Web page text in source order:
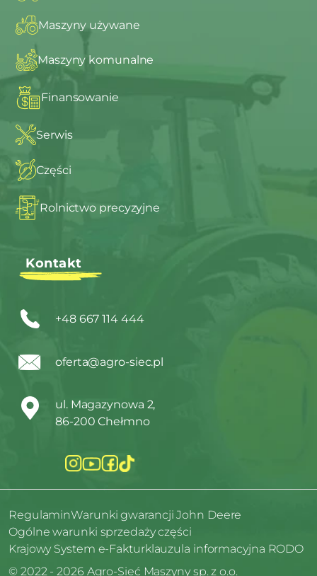
Maszyny używane
Maszyny komunalne
Finansowanie
Serwis
Części
Rolnictwo precyzyjne
Kontakt
+48 667 114 444
oferta@agro-siec.pl
ul. Magazynowa 2,
86-200 Chełmno
RegulaminWarunki gwarancji John Deere
Ogólne warunki sprzedaży części
Krajowy System e-Fakturklauzula informacyjna RODO
© 2022 - 2026 Agro-Sieć Maszyny sp. z o.o.